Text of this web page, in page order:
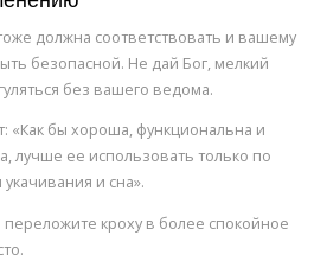
должна соответствовать и вашему
безопасной. Не дай Бог, мелкий
без вашего ведома.
«Как бы хороша, функциональна и
лучше ее использовать только по
и сна».
кроху в более спокойное